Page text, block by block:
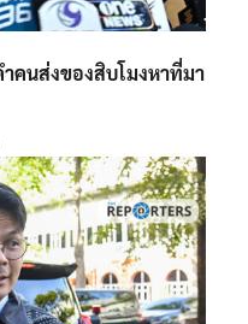
คนส่งของสิบโมงหาที่มา